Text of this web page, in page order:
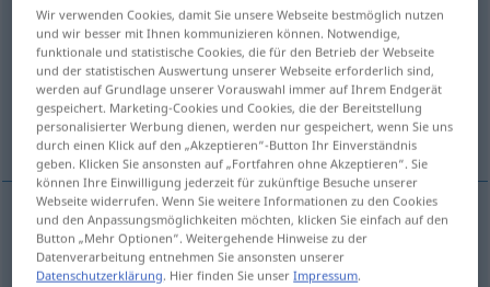
breloque [bʀəlɔk]f
Übersicht aller Übersetzungen
(Für mehr Details die Übersetzung anklicken/antippen)
Armbandanhänger Weitere Beispiele...
Armbandanhängerm breloque
Wir verwenden Cookies, damit Sie unsere Webseite bestmöglich nutzen
und wir besser mit Ihnen kommunizieren können. Notwendige,
funktionale und statistische Cookies, die für den Betrieb der Webseite
und der statistischen Auswertung unserer Webseite erforderlich sind,
werden auf Grundlage unserer Vorauswahl immer auf Ihrem Endgerät
gespeichert. Marketing-Cookies und Cookies, die der Bereitstellung
personalisierter Werbung dienen, werden nur gespeichert, wenn Sie uns
durch einen Klick auf den „Akzeptieren“-Button Ihr Einverständnis
geben. Klicken Sie ansonsten auf „Fortfahren ohne Akzeptieren“. Sie
können Ihre Einwilligung jederzeit für zukünftige Besuche unserer
Webseite widerrufen. Wenn Sie weitere Informationen zu den Cookies
und den Anpassungsmöglichkeiten möchten, klicken Sie einfach auf den
Button „Mehr Optionen“. Weitergehende Hinweise zu der
Datenverarbeitung entnehmen Sie ansonsten unserer
Datenschutzerklärung. Hier finden Sie unserImpressum.